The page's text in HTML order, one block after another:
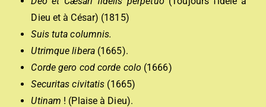
Dieu et à César) (1815)
Suis tuta columnis.
Utrimque libera(1665).
Corde gero cod corde colo (1666)
Securitas civitatis (1665)
Utinam ! (Plaise à Dieu).